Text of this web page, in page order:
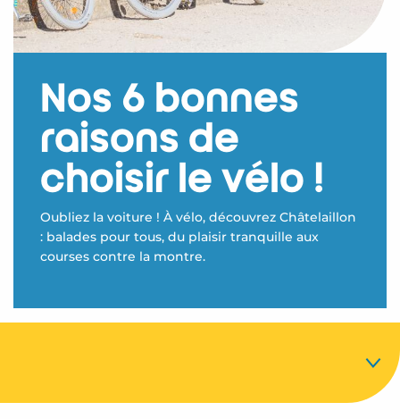
Nos 6 bonnes
raisons de
choisir le vélo !
Oubliez la voiture ! À vélo, découvrez Châtelaillon
: balades pour tous, du plaisir tranquille aux
courses contre la montre.